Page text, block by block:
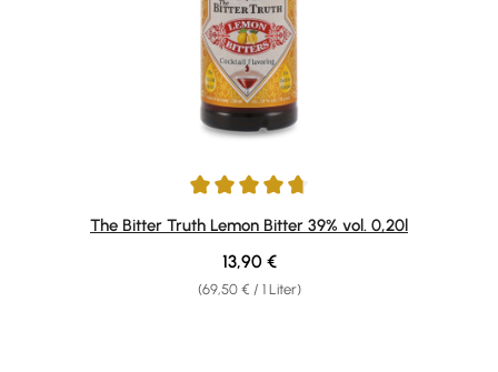
Durchschnittliche Bewertung von 4.75 von 5 Sternen
The Bitter Truth Lemon Bitter 39% vol. 0,20l
(69,50 € / 1 Liter)
Regulärer Preis:
13,90 €